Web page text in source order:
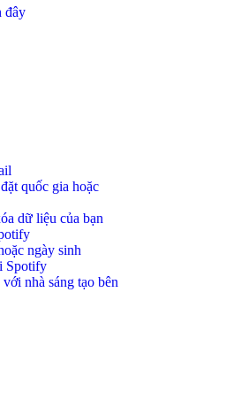
đây
quốc gia hoặc
dữ liệu của bạn
ngày sinh
Spotify
nhà sáng tạo bên